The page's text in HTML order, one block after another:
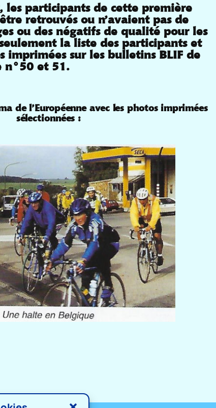
les participants de cette première
retrouvés ou n’avaient pas de
ou des négatifs de qualité pour les
la liste des participants et
imprimées sur les bulletins BLIF de
n°50 et 51.
de l’Européenne avec les photos imprimées
sélectionnées :